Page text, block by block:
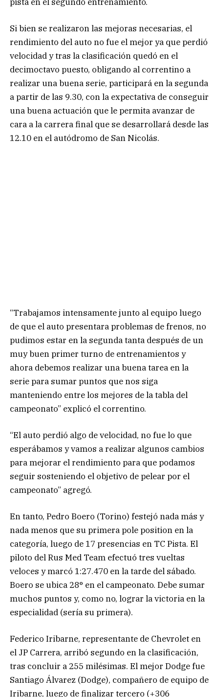
Si bien se realizaron las mejoras necesarias, el
rendimiento del auto no fue el mejor ya que perdió
velocidad y tras la clasificación quedó en el
decimoctavo puesto, obligando al correntino a
realizar una buena serie, participará en la segunda
a partir de las 9.30, con la expectativa de conseguir
una buena actuación que le permita avanzar de
cara a la carrera final que se desarrollará desde las
12.10 en el autódromo de San Nicolás.
“Trabajamos intensamente junto al equipo luego
de que el auto presentara problemas de frenos, no
pudimos estar en la segunda tanta después de un
muy buen primer turno de entrenamientos y
ahora debemos realizar una buena tarea en la
serie para sumar puntos que nos siga
manteniendo entre los mejores de la tabla del
campeonato” explicó el correntino.
“El auto perdió algo de velocidad, no fue lo que
esperábamos y vamos a realizar algunos cambios
para mejorar el rendimiento para que podamos
seguir sosteniendo el objetivo de pelear por el
campeonato” agregó.
En tanto, Pedro Boero (Torino) festejó nada más y
nada menos que su primera pole position en la
categoría, luego de 17 presencias en TC Pista. El
piloto del Rus Med Team efectuó tres vueltas
veloces y marcó 1:27.470 en la tarde del sábado.
Boero se ubica 28° en el campeonato. Debe sumar
muchos puntos y, como no, lograr la victoria en la
especialidad (sería su primera).
Federico Iribarne, representante de Chevrolet en
el JP Carrera, arribó segundo en la clasificación,
tras concluir a 255 milésimas. El mejor Dodge fue
Santiago Álvarez (Dodge), compañero de equipo de
Iribarne, luego de finalizar tercero (+306